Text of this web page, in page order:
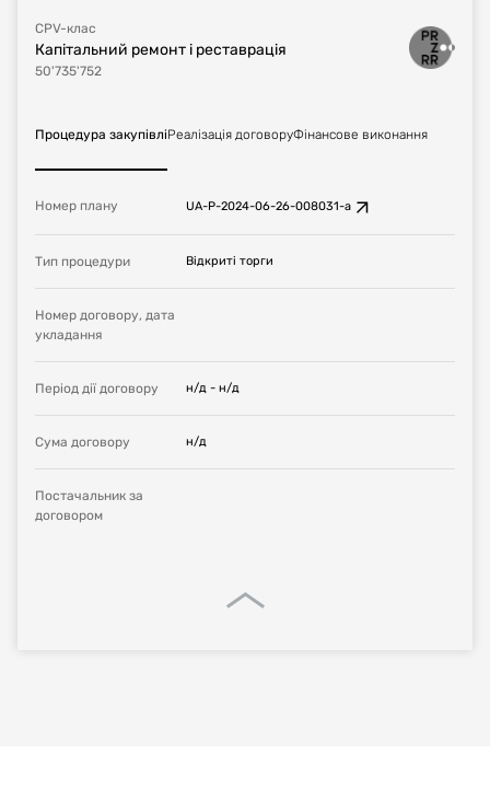
CPV-клас
Капітальний ремонт і реставрація
50'735'752
Процедура закупівліРеалізація договоруФінансове виконання
Номер плану UA-P-2024-06-26-008031-a
Тип процедури Відкриті торги
Номер договору, дата
укладання
Період дії договору н/д - н/д
Сума договору н/д
Постачальник за
договором